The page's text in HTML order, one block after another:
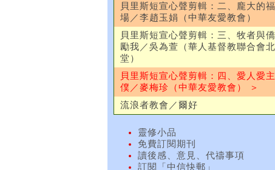
貝里斯短宣心聲剪輯：二、龐大的
場／李趙玉娟（中華友愛教會）
貝里斯短宣心聲剪輯：三、牧者與
勵我／吳為萱（華人基督教聯合會
堂）
貝里斯短宣心聲剪輯：四、愛人愛
僕／麥梅珍（中華友愛教會） ＞
流浪者教會／爾好
靈修小品
免費訂閱期刊
讀後感、意見、代禱事項
訂閱「中信快郵」